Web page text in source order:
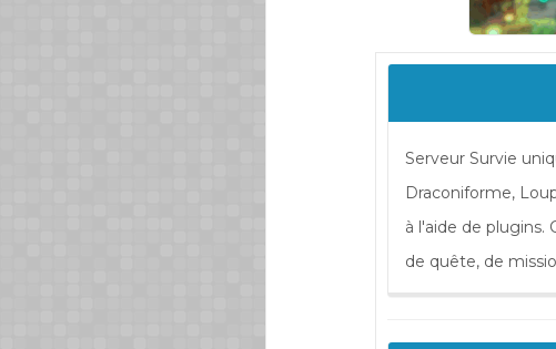
Serveur Survie
Draconiforme,
à l'aide de
de quête, de